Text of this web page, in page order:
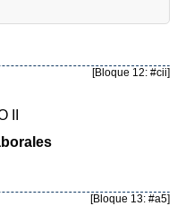
[Bloque 12: #cii]
II
[Bloque 13: #a5]